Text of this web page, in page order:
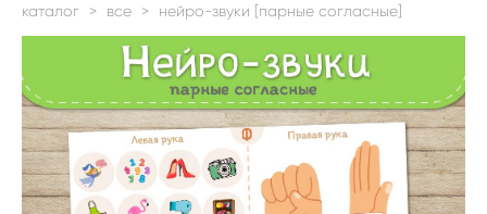
каталог > все > нейро-звуки [парные согласные]